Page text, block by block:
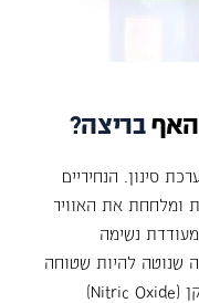
האףבריצה?
סינון. הנחיריים
ומלחחת את האוויר
נשימה
שנוטה להיות שטוחה
ומהירה. בנוסף, האף מייצר תחמוצת חנקן (Nitric Oxide)